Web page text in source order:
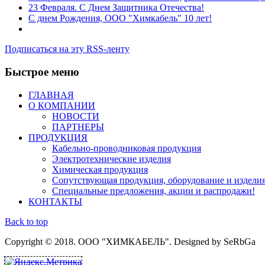
23 Февраля. С Днем Защитника Отечества!
С днем Рождения, ООО "Химкабель" 10 лет!
Подписаться на эту RSS-ленту
Быстрое меню
ГЛАВНАЯ
О КОМПАНИИ
НОВОСТИ
ПАРТНЕРЫ
ПРОДУКЦИЯ
Кабельно-проводниковая продукция
Электротехнические изделия
Химическая продукция
Сопутствующая продукция, оборудование и
Специальные предложения, акции и распродажи!
КОНТАКТЫ
Back to top
Copyright © 2018. ООО "ХИМКАБЕЛЬ". Designed by SeRbGa